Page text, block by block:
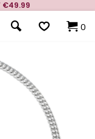
€49.99
0